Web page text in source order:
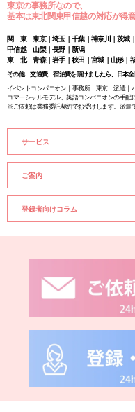
東京の事務所なので、
基本は東北関東甲信越の対応が得意
関 東 東京｜埼玉｜千葉｜神奈川｜茨城
甲信越 山梨｜長野｜新潟
東 北 青森｜岩手｜秋田｜宮城｜山形｜
その他 交通費、宿泊費を頂けましたら、日本全
イベントコンパニオン｜事務所｜東京｜派遣｜
コマーシャルモデル、英語コンパニオンの手配
※ご依頼は業務委託契約でお受けします。派遣
サービス
ご案内
登録者向けコラム